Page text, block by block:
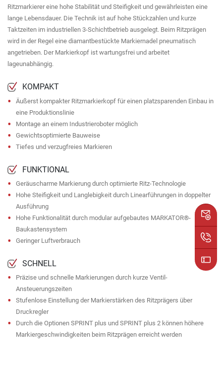
Ritzmarkierer eine hohe Stabilität und Steifigkeit und gewährleisten eine
lange Lebensdauer. Die Technik ist auf hohe Stückzahlen und kurze
Taktzeiten im industriellen 3-Schichtbetrieb ausgelegt. Beim Ritzprägen
wird in der Regel eine diamantbestückte Markiernadel pneumatisch
angetrieben. Der Markierkopf ist wartungsfrei und arbeitet
lageunabhängig.
KOMPAKT
Äußerst kompakter Ritzmarkierkopf für einen platzsparenden Einbau in
eine Produktionslinie
Montage an einem Industrieroboter möglich
Gewichtsoptimierte Bauweise
Tiefes und verzugfreies Markieren
FUNKTIONAL
Geräuscharme Markierung durch optimierte Ritz-Technologie
Hohe Steifigkeit und Langlebigkeit durch Linearführungen in doppelter
Ausführung
Hohe Funktionalität durch modular aufgebautes MARKATOR®-
Baukastensystem
Geringer Luftverbrauch
SCHNELL
Präzise und schnelle Markierungen durch kurze Ventil-
Ansteuerungszeiten
Stufenlose Einstellung der Markierstärken des Ritzprägers über
Druckregler
Durch die Optionen SPRINT plus und SPRINT plus 2 können höhere
Markiergeschwindigkeiten beim Ritzprägen erreicht werden